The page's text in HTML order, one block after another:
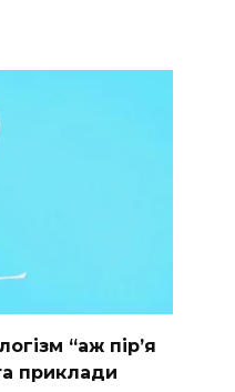
“аж пір’я
приклади